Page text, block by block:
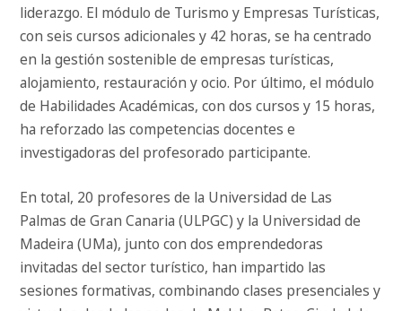
liderazgo. El módulo de Turismo y Empresas Turísticas,
con seis cursos adicionales y 42 horas, se ha centrado
en la gestión sostenible de empresas turísticas,
alojamiento, restauración y ocio. Por último, el módulo
de Habilidades Académicas, con dos cursos y 15 horas,
ha reforzado las competencias docentes e
investigadoras del profesorado participante.
En total, 20 profesores de la Universidad de Las
Palmas de Gran Canaria (ULPGC) y la Universidad de
Madeira (UMa), junto con dos emprendedoras
invitadas del sector turístico, han impartido las
sesiones formativas, combinando clases presenciales y